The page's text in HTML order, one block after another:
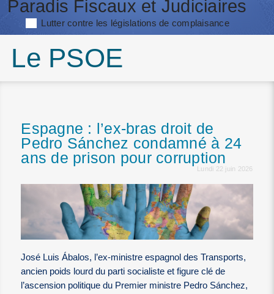
Paradis Fiscaux et Judiciaires
Lutter contre les législations de complaisance
Le PSOE
Espagne : l’ex-bras droit de
Pedro Sánchez condamné à 24
ans de prison pour corruption
Lundi 22 juin 2026
José Luis Ábalos, l’ex-ministre espagnol des Transports,
ancien poids lourd du parti socialiste et figure clé de
l’ascension politique du Premier ministre Pedro Sánchez,